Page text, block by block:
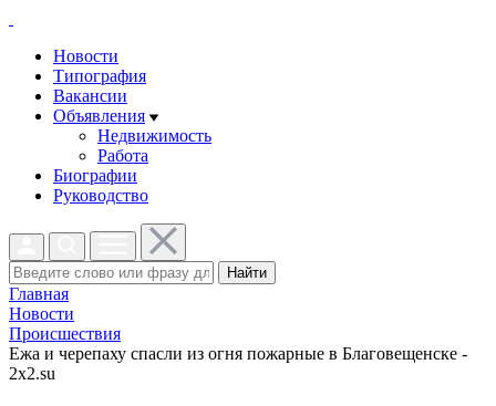
Новости
Типография
Вакансии
Объявления
Недвижимость
Работа
Биографии
Руководство
Найти
Главная
Новости
Проиcшествия
Ежа и черепаху спасли из огня пожарные в Благовещенске -
2x2.su